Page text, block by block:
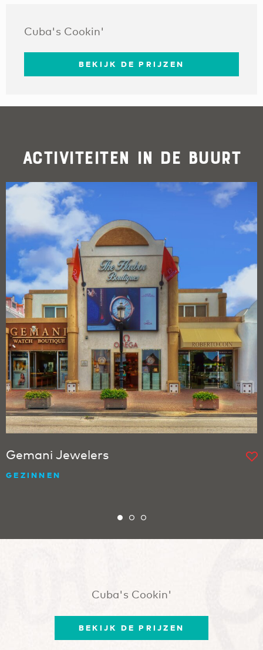
Cuba's Cookin'
BEKIJK DE PRIJZEN
Activiteiten in de buurt
Gemani Jewelers
GEZINNEN
Cuba's Cookin'
BEKIJK DE PRIJZEN